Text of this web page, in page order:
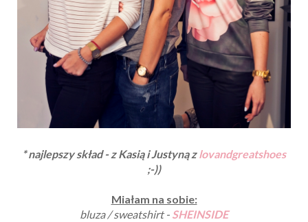
* najlepszy skład - z Kasią i Justyną zlovandgreatshoes
;-))
Miałam na sobie:
bluza / sweatshirt - SHEINSIDE